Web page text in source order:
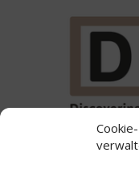
RAS Connecting